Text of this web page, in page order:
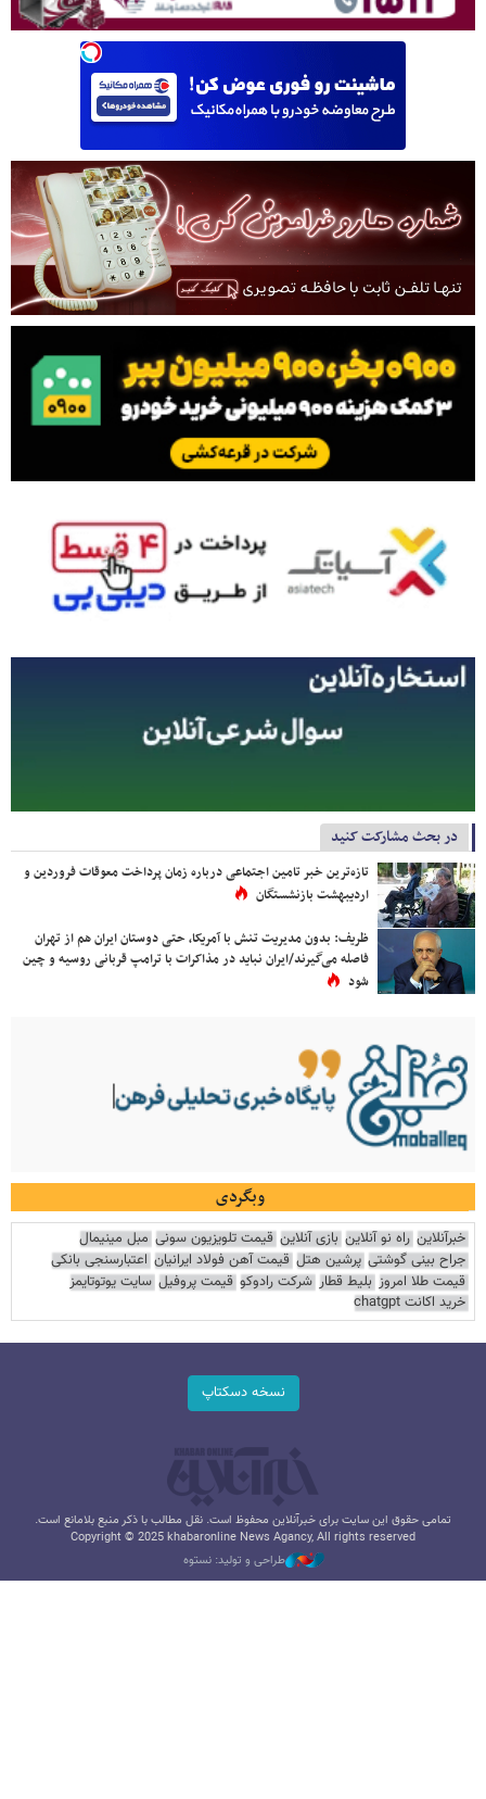
در بحث مشارکت کنید
تازه‌ترین خبر تامین اجتماعی درباره زمان پرداخت معوقات فروردین و
اردیبهشت بازنشستگان
ظریف: بدون مدیریت تنش با آمریکا، حتی دوستان ایران هم از تهران
فاصله می‌گیرند/ایران نباید در مذاکرات با ترامپ قربانی روسیه و چین
شود
وبگردی
خبرآنلاین راه نو آنلاین بازی آنلاین قیمت تلویزیون سونی مبل مینیمال
جراح بینی گوشتی پرشین هتل قیمت آهن فولاد ایرانیان اعتبارسنجی بانکی
قیمت طلا امروز بلیط قطار شرکت رادوکو قیمت پروفیل سایت یوتوتایمز
خرید اکانت chatgpt
نسخه دسکتاپ
تمامی حقوق این سایت برای خبرآنلاین محفوظ است. نقل مطالب با ذکر منبع بلامانع است.
Copyright © 2025 khabaronline News Agancy, All rights reserved
طراحی و تولید: نستوه